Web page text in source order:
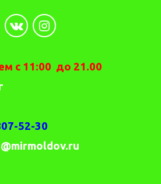
с 11:00 до 21.00
52-30